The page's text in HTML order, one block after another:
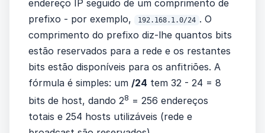
endereço IP seguido de um comprimento de
prefixo - por exemplo,
192.168.1.0/24 . O
comprimento do prefixo diz-lhe quantos bits
estão reservados para a rede e os restantes
bits estão disponíveis para os anfitriões. A
fórmula é simples: um /24 tem 32 - 24 = 8
bits de host, dando 28 = 256 endereços
totais e 254 hosts utilizáveis (rede e